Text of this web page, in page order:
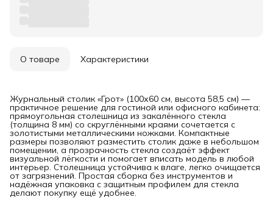
О товаре Характеристики
Журнальный столик «Грот» (100х60 см, высота 58,5 см) —
практичное решение для гостиной или офисного кабинета:
прямоугольная столешница из закалённого стекла
(толщина 8 мм) со скруглёнными краями сочетается с
золотистыми металлическими ножками. Компактные
размеры позволяют разместить столик даже в небольшом
помещении, а прозрачность стекла создаёт эффект
визуальной лёгкости и помогает вписать модель в любой
интерьер. Столешница устойчива к влаге, легко очищается
от загрязнений. Простая сборка без инструментов и
надёжная упаковка с защитным профилем для стекла
делают покупку ещё удобнее.